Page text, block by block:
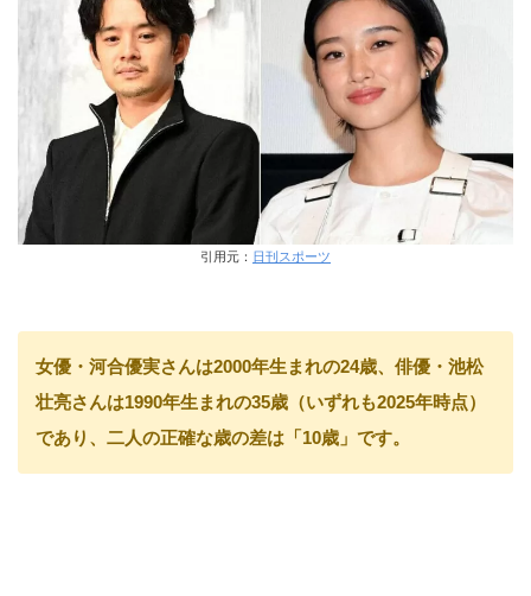
引用元： 日刊スポーツ
女優・河合優実さんは2000年生まれの24歳、俳優・池松
壮亮さんは1990年生まれの35歳（いずれも2025年時点）
であり、二人の正確な歳の差は「10歳」です。